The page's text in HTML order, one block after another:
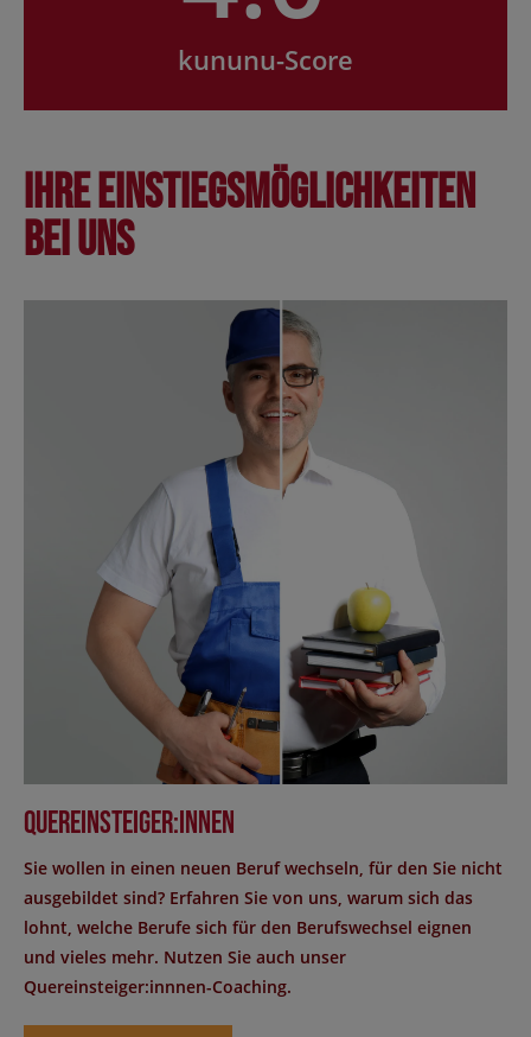
kununu-Score
Ihre Einstiegsmöglichkeiten
bei uns
Quereinsteiger:innen
Sie wollen in einen neuen Beruf wechseln, für den Sie nicht
ausgebildet sind? Erfahren Sie von uns, warum sich das
lohnt, welche Berufe sich für den Berufswechsel eignen
und vieles mehr. Nutzen Sie auch unser
Quereinsteiger:innnen-Coaching.